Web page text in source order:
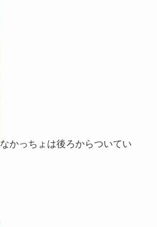
なかっちょは後ろからついてい